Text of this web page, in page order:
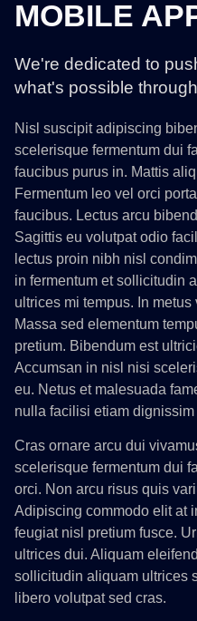
MOBILE
We're dedicated to
what's possible
Nisl suscipit adipiscing
scelerisque fermentum dui
faucibus purus in. Mattis
Fermentum leo vel orci
faucibus. Lectus arcu
Sagittis eu volutpat odio
lectus proin nibh nisl
in fermentum et sollicitudin
ultrices mi tempus. In
Massa sed elementum
pretium. Bibendum est
Accumsan in nisl nisi
eu. Netus et malesuada
nulla facilisi etiam
Cras ornare arcu dui
scelerisque fermentum dui
orci. Non arcu risus quis
Adipiscing commodo elit at
feugiat nisl pretium fusce.
ultrices dui. Aliquam
sollicitudin aliquam ultrices
libero volutpat sed cras.